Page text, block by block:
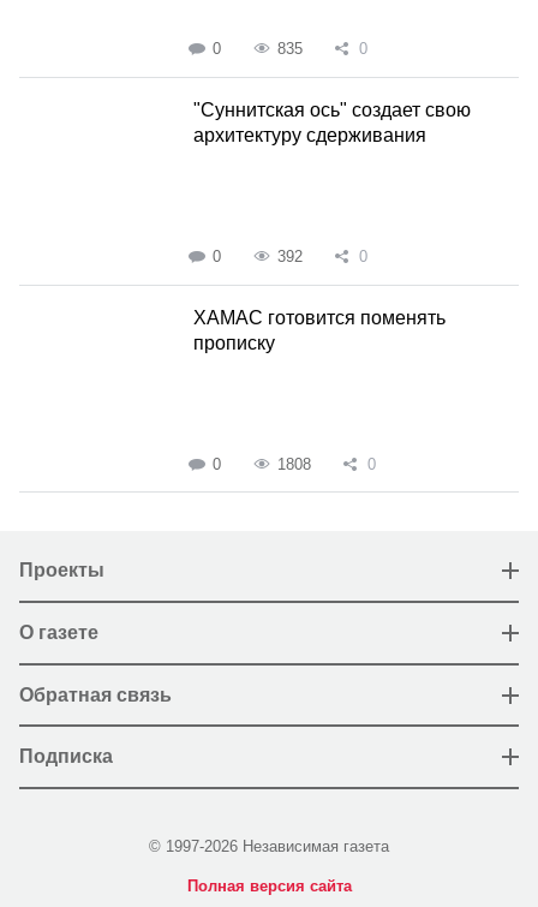
0 835 0
"Суннитская ось" создает свою
архитектуру сдерживания
0 392 0
ХАМАС готовится поменять
прописку
0 1808 0
Проекты
О газете
Обратная связь
Подписка
© 1997-2026 Независимая газета
Полная версия сайта